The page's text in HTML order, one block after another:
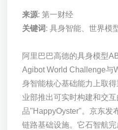
来源: 第一财经
关键词 : 具身智能、世界模
阿里巴巴高德的具身模型
Agibot World Challenge与
身智能核心基础能力上取
业部推出可实时构建和交
品"HappyOyster"。京东发
链路基础设施。它石智航